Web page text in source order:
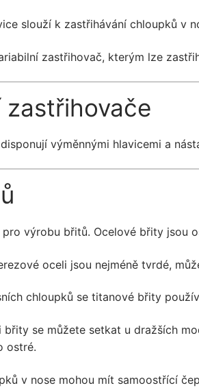
slouží k zastřihávání chloupků v
zastřihovač, kterým lze
výměnnými hlavicemi a
pro výrobu břitů. Ocelové břity jsou
oceli jsou nejméně tvrdé,
chloupků se titanové břity
břity se můžete setkat u dražších
ostré.
v nose mohou mít samoostřící